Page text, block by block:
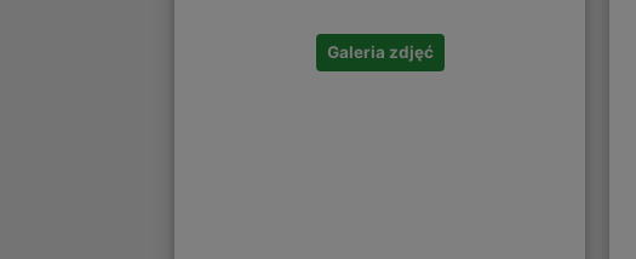
Galeria zdjęć